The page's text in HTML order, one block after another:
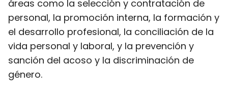
áreas como la selección y contratación de
personal, la promoción interna, la formación y
el desarrollo profesional, la conciliación de la
vida personal y laboral, y la prevención y
sanción del acoso y la discriminación de
género.